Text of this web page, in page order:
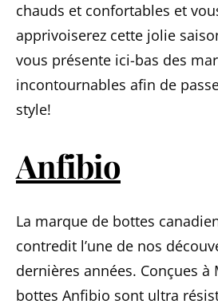
chauds et confortables et
apprivoiserez cette jolie
vous présente ici-bas des
incontournables afin de
style!
Anfibio
La marque de bottes
contredit l’une de nos
dernières années. Conçues à
bottes Anfibio sont ultra